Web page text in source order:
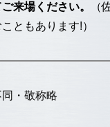
来場ください。
（
ともあります!）
・敬称略